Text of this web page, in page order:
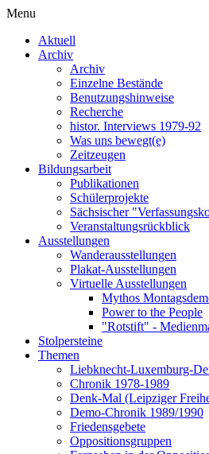
Menu
Aktuell
Archiv
Archiv
Einzelne Bestände
Benutzungshinweise
Recherche
histor. Interviews 1979-92
Was uns bewegt(e)
Zeitzeugen
Bildungsarbeit
Publikationen
Schülerprojekte
Sächsischer
Veranstaltungsrückblick
Ausstellungen
Wanderausstellungen
Plakat-Ausstellungen
Virtuelle Ausstellungen
Mythos
Power to the People
"Rotstift" -
Stolpersteine
Themen
Liebknecht-Luxemburg-
Chronik 1978-1989
Denk-Mal (Leipziger
Demo-Chronik 1989/1990
Friedensgebete
Oppositionsgruppen